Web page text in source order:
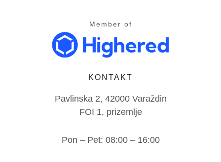
Member of
KONTAKT
Pavlinska 2, 42000 Varaždin
FOI 1, prizemlje
Pon – Pet: 08:00 – 16:00